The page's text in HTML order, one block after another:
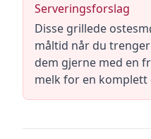
Serveringsforslag
Disse grillede
måltid når du
dem gjerne med en
melk for en